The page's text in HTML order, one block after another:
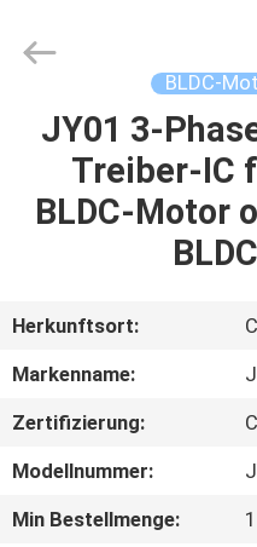
HAUSE
ÜBER
UNS
Trade
Co.,Ltd.
BLDC-
JY01 3-
Treiber-IC
BLDC-Motor
Herkunftsort:
Markenname:
Zertifizierung:
Modellnummer:
Min Bestellmenge: